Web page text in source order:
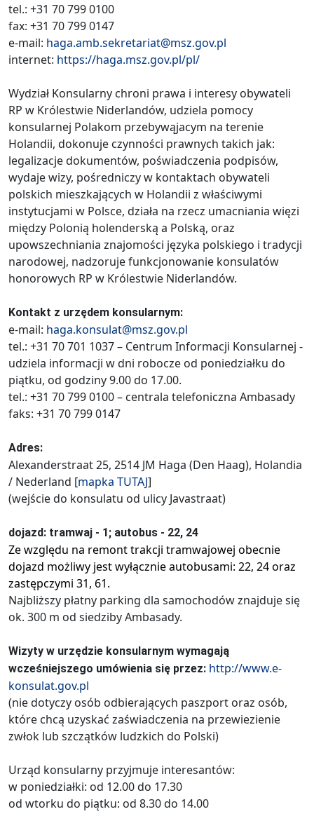
tel.: +31 70 799 0100
fax: +31 70 799 0147
e-mail: haga.amb.sekretariat@msz.gov.pl
internet: https://haga.msz.gov.pl/pl/
Wydział Konsularny chroni prawa i interesy obywateli
RP w Królestwie Niderlandów, udziela pomocy
konsularnej Polakom przebywąjacym na terenie
Holandii, dokonuje czynności prawnych takich jak:
legalizacje dokumentów, poświadczenia podpisów,
wydaje wizy, pośredniczy w kontaktach obywateli
polskich mieszkających w Holandii z właściwymi
instytucjami w Polsce, działa na rzecz umacniania więzi
między Polonią holenderską a Polską, oraz
upowszechniania znajomości języka polskiego i tradycji
narodowej, nadzoruje funkcjonowanie konsulatów
honorowych RP w Królestwie Niderlandów.
Kontakt z urzędem konsularnym:
e-mail: haga.konsulat@msz.gov.pl
tel.: +31 70 701 1037 – Centrum Informacji Konsularnej -
udziela informacji w dni robocze od poniedziałku do
piątku, od godziny 9.00 do 17.00.
tel.: +31 70 799 0100 – centrala telefoniczna Ambasady
faks: +31 70 799 0147
Adres:
Alexanderstraat 25, 2514 JM Haga (Den Haag), Holandia
/ Nederland [mapka TUTAJ]
(wejście do konsulatu od ulicy Javastraat)
dojazd: tramwaj - 1; autobus - 22, 24
Ze względu na remont trakcji tramwajowej obecnie
dojazd możliwy jest wyłącznie autobusami: 22, 24 oraz
zastępczymi 31, 61.
Najbliższy płatny parking dla samochodów znajduje się
ok. 300 m od siedziby Ambasady.
Wizyty w urzędzie konsularnym wymagają
wcześniejszego umówienia się przez: http://www.e-
konsulat.gov.pl
(nie dotyczy osób odbierających paszport oraz osób,
które chcą uzyskać zaświadczenia na przewiezienie
zwłok lub szczątków ludzkich do Polski)
Urząd konsularny przyjmuje interesantów:
w poniedziałki: od 12.00 do 17.30
od wtorku do piątku: od 8.30 do 14.00